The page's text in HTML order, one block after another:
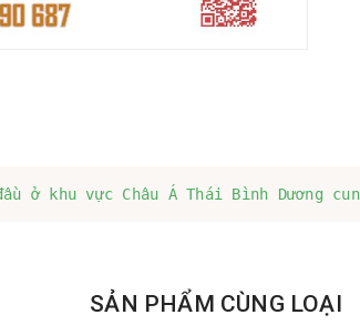
ở khu vực Châu Á Thái Bình
SẢN PHẨM CÙNG LOẠI